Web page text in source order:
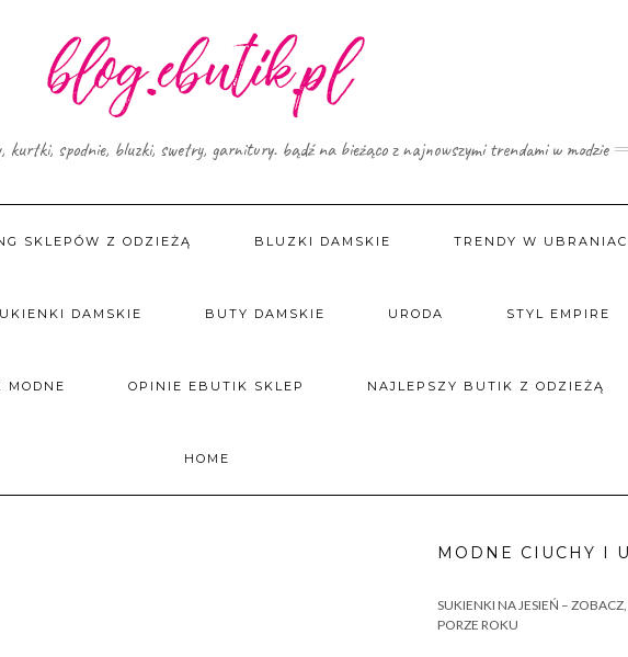
kurtki, spodnie, bluzki, swetry, garnitury. bądź na bieżąco z najnowszymi trendami w modzie
SKLEPÓW Z ODZIEŻĄ BLUZKI DAMSKIE TRENDY W
DAMSKIE BUTY DAMSKIE URODA STYL EMPIRE
OPINIE EBUTIK SKLEP NAJLEPSZY BUTIK Z ODZIEŻĄ
HOME
MODNE CIUCHY I
SUKIENKI NA JESIEŃ –
PORZE ROKU